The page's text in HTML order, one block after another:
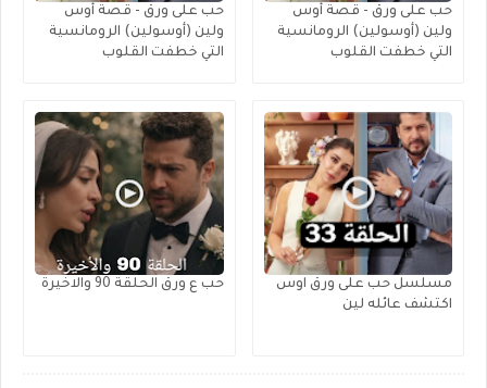
حب على ورق - قصة أوس
ولين (أوسولين) الرومانسية
التي خطفت القلوب
حب على ورق - قصة أوس
ولين (أوسولين) الرومانسية
التي خطفت القلوب
مسلسل حب على ورق اوس
اكتشف عائله لين
حب ع ورق الحلقة 90 والاخيرة